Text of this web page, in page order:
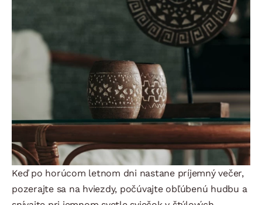
Keď po horúcom letnom dni nastane príjemný večer,
pozerajte sa na hviezdy, počúvajte obľúbenú hudbu a